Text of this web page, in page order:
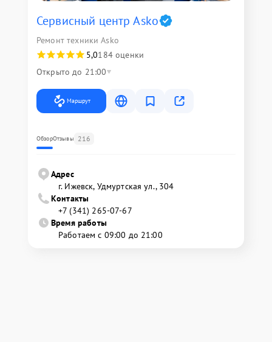
Сервисный центр Asko
Ремонт техники Asko
5,0184 оценки
Открыто до 21:00
Маршрут
ОбзорОтзывы 216
Адрес
г. Ижевск, Удмуртская ул., 304
Контакты
+7 (341) 265-07-67
Время работы
Работаем с 09:00 до 21:00